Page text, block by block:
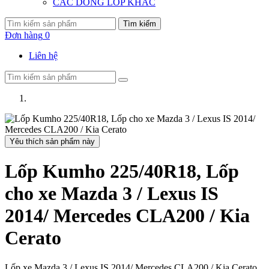
Tìm kiếm
Đơn hàng 0
Liên hệ
Yêu thích sản phẩm này
Lốp Kumho 225/40R18, Lốp
cho xe Mazda 3 / Lexus IS
2014/ Mercedes CLA200 / Kia
Cerato